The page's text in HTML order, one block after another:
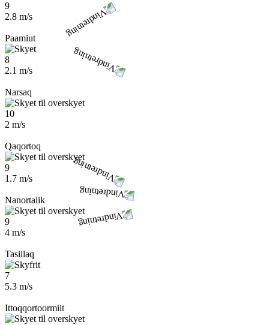
9
2.8 m/s
Paamiut
8
2.1 m/s
Narsaq
10
2 m/s
Qaqortoq
9
1.7 m/s
Nanortalik
9
4 m/s
Tasiilaq
7
5.3 m/s
Ittoqqortoormiit